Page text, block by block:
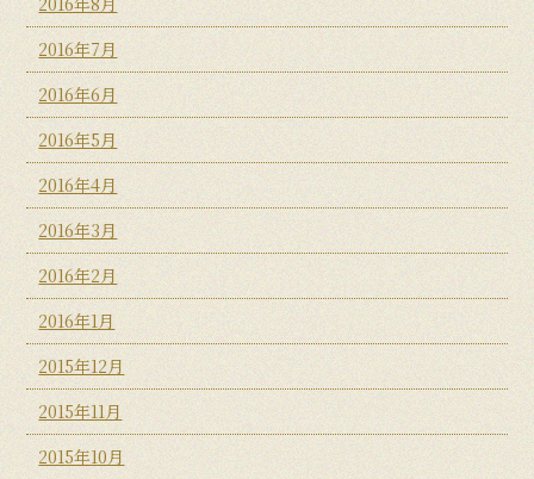
2016年7月
2016年6月
2016年5月
2016年4月
2016年3月
2016年2月
2016年1月
2015年12月
2015年11月
2015年10月